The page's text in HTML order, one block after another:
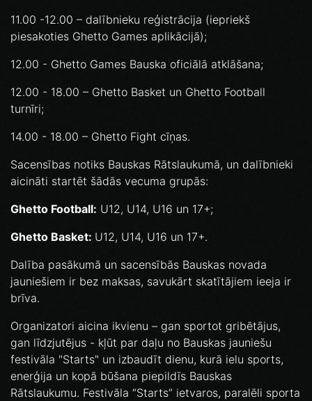
11.00 -12.00 – dalībnieku reģistrācija (iepriekš
piesakoties Ghetto Games aplikācijā);
12.00 - Ghetto Games Bauska oficiālā atklāšana;
12.00 - 18.00 – Ghetto Basket un Ghetto Football
turnīri;
14.00 - 18.00 – Ghetto Fight cīņas.
Sacensības notiks Bauskas Rātslaukumā, un dalībnieki
aicināti startēt šādās vecuma grupās:
Ghetto Football: U12, U14, U16 un 17+;
Ghetto Basket: U12, U14, U16 un 17+.
Dalība pasākumā un sacensībās Bauskas novada
jauniešiem ir bez maksas, savukārt skatītājiem ieeja ir
brīva.
Organizatori aicina ikvienu – gan sportot gribētājus,
gan līdzjutējus - kļūt par daļu no Bauskas jauniešu
festivāla "Starts" un izbaudīt dienu, kurā ielu sports,
enerģija un kopā būšana piepildīs Bauskas
Rātslaukumu. Festivāla “Starts” ietvaros, paralēli sporta